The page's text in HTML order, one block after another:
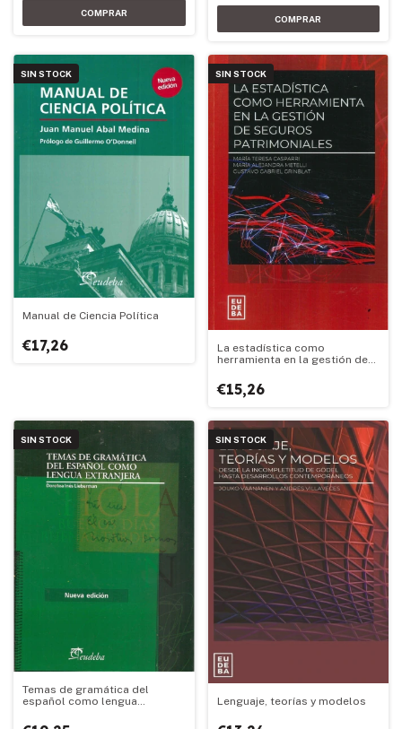
SIN STOCK
Manual de Ciencia Política
€17,26
SIN STOCK
La estadística como
herramienta en la gestión de
€15,26
SIN STOCK
Temas de gramática del
español como lengua
SIN STOCK
Lenguaje, teorías y modelos